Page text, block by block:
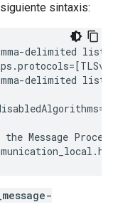
sintaxis:
-delimited list
.protocols=[TLSv1
-delimited list
=
the Message
.